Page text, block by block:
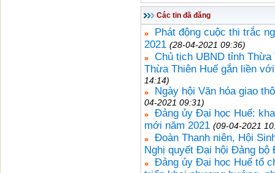
Các tin đã đăng
Phát động cuộc thi trắc
2021 (28-04-2021 09:36)
Chủ tịch UBND tỉnh Thừa
Thừa Thiên Huế gắn liền
14:14)
Ngày hội Văn hóa giao
04-2021 09:31)
Đảng ủy Đại học Huế:
mới năm 2021 (09-04-2021
Đoàn Thanh niên, Hội
Nghị quyết Đại hội Đảng bộ
Đảng ủy Đại học Huế tổ